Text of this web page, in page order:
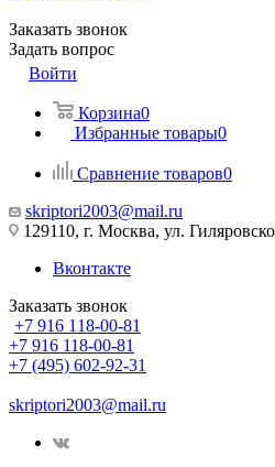
Заказать звонок
Задать вопрос
Войти
Корзина0
Избранные товары0
Сравнение товаров0
skriptori2003@mail.ru
129110, г. Москва, ул.
Вконтакте
Заказать звонок
+7 916 118-00-81
+7 916 118-00-81
+7 (495) 602-92-31
skriptori2003@mail.ru